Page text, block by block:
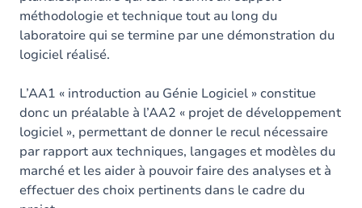
méthodologie et technique tout au long du
laboratoire qui se termine par une démonstration du
logiciel réalisé.
L’AA1 « introduction au Génie Logiciel » constitue
donc un préalable à l’AA2 « projet de développement
logiciel », permettant de donner le recul nécessaire
par rapport aux techniques, langages et modèles du
marché et les aider à pouvoir faire des analyses et à
effectuer des choix pertinents dans le cadre du